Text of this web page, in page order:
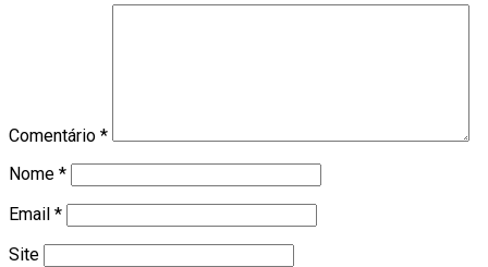
Comentário *
Nome *
Email *
Site